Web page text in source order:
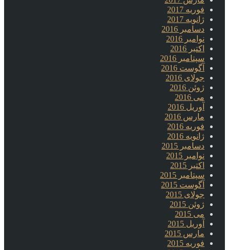
فوریه 2017
ژانویه 2017
دسامبر 2016
نوامبر 2016
اکتبر 2016
سپتامبر 2016
آگوست 2016
جولای 2016
ژوئن 2016
می 2016
آوریل 2016
مارس 2016
فوریه 2016
ژانویه 2016
دسامبر 2015
نوامبر 2015
اکتبر 2015
سپتامبر 2015
آگوست 2015
جولای 2015
ژوئن 2015
می 2015
آوریل 2015
مارس 2015
فوریه 2015